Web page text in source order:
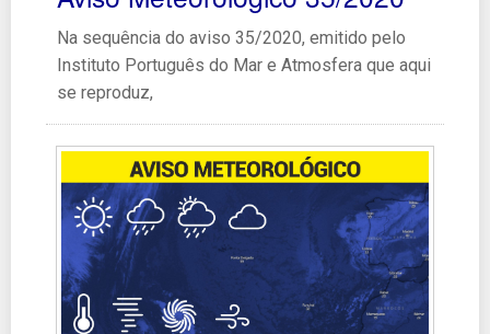
Na sequência do aviso 35/2020, emitido pelo
Instituto Português do Mar e Atmosfera que aqui
se reproduz,